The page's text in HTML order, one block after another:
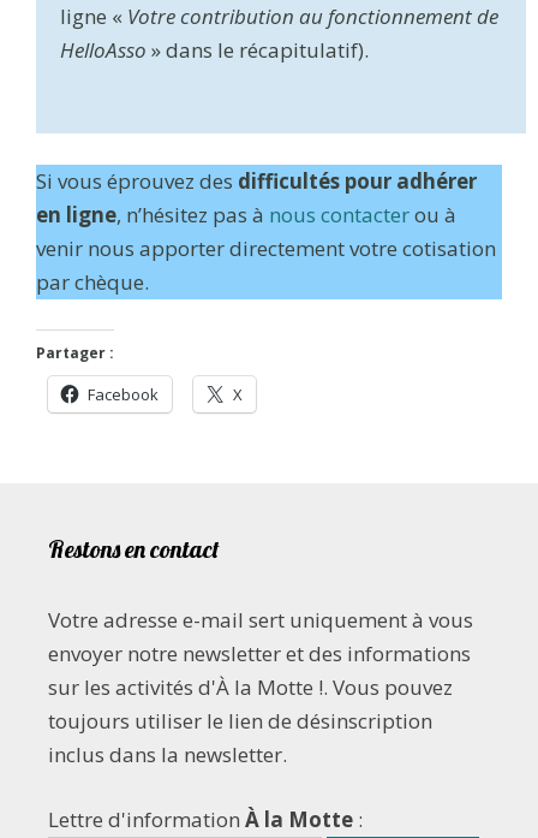
ligne « Votre contribution au fonctionnement de
HelloAsso » dans le récapitulatif).
Si vous éprouvez des difficultés pour adhérer
en ligne, n’hésitez pas à nous contacterou à
venir nous apporter directement votre cotisation
par chèque.
Partager :
Facebook X
Restons en contact
Votre adresse e-mail sert uniquement à vous
envoyer notre newsletter et des informations
sur les activités d'À la Motte !. Vous pouvez
toujours utiliser le lien de désinscription
inclus dans la newsletter.
Lettre d'information À la Motte :